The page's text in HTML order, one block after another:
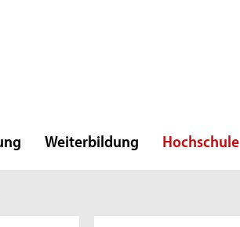
Weiterbildung Hochschule